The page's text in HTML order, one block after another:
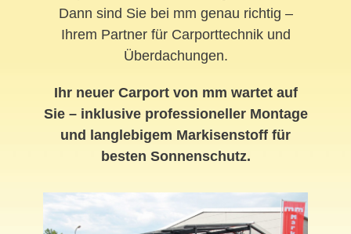
Dann sind Sie bei mm genau richtig –
Ihrem Partner für Carporttechnik und
Überdachungen.
Ihr neuer Carport von mm wartet auf
Sie – inklusive professioneller Montage
und langlebigem Markisenstoff für
besten Sonnenschutz.